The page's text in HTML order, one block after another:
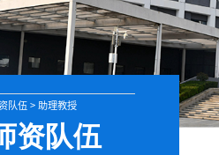
队伍 > 助理教授
资队伍